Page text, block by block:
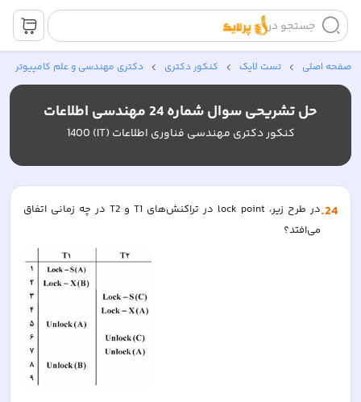
جستجو در
صفحه اصلی تست لایک کنکور دکتری دکتری مهندسی و علم کامپیوتر
حل تشریحی سوال شماره 24 مهندسی اطلاعات
کنکور دکتری مهندسی فناوری اطلاعات (IT) 1400
24
.
می‌افتد؟